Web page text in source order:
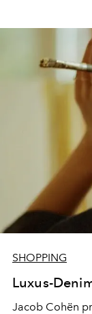
SHOPPING
Luxus-
Jacob Cohën